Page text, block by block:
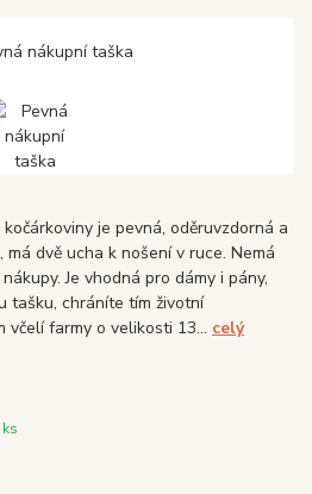
je pevná, oděruvzdorná a
dvě ucha k nošení v ruce. Nemá
Je vhodná pro dámy i pány,
tašku, chráníte tím životní
včelí farmy o velikosti 13... celý